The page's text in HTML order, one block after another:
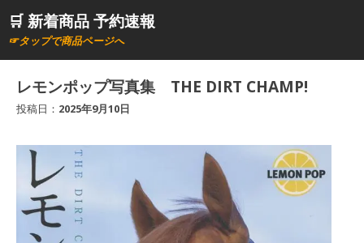
ン🛒 新着商品 予約速報
☞タップで商品ページへ
レモンポップ写真集 THE DIRT CHAMP!
投稿日： 2025年9月10日